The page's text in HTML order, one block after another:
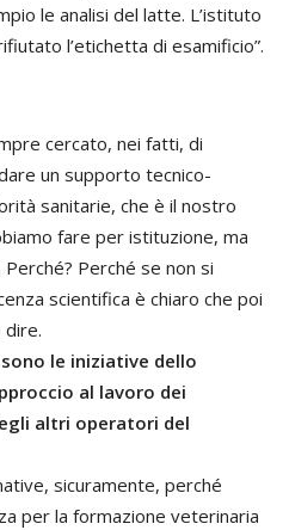
le analisi del latte. L’istituto
l’etichetta di esamificio”.
cercato, nei fatti, di
un supporto tecnico-
sanitarie, che è il nostro
fare per istituzione, ma
Perché se non si
scientifica è chiaro che poi
le iniziative dello
al lavoro dei
altri operatori del
sicuramente, perché
per la formazione veterinaria